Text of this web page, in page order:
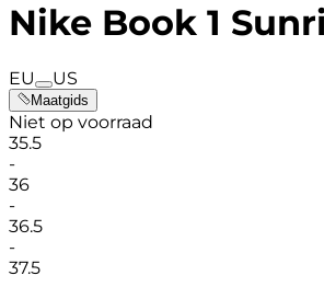
Nike Book 1
EU US
Maatgids
Niet op voorraad
35.5
-
36
-
36.5
-
37.5